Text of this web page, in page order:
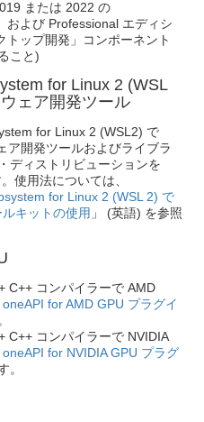
または 2022 の
および Professional エディシ
トップ開発」コンポーネント
こと)
for Linux 2 (WSL
ェア開発ツール
for Linux 2 (WSL2) で
ア開発ツールおよびライブラ
ディストリビューションを
使用法については、
for Linux 2 (WSL 2) で
キットの使用 」 (英語) を参照
C++ コンパイラーで AMD
oneAPI for AMD GPU プラグイ
C++ コンパイラーで NVIDIA
oneAPI for NVIDIA GPU プラグ
。